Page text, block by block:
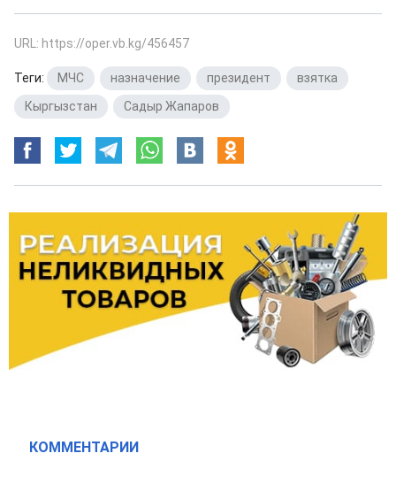
URL: https://oper.vb.kg/456457
Теги: МЧС назначение президент взятка
Кыргызстан
Садыр Жапаров
КОММЕНТАРИИ